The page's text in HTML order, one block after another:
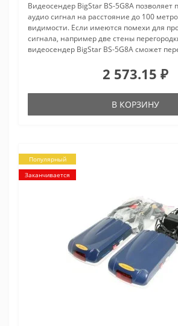
Видеосендер BigStar BS-5G8A позволяет
аудио сигнал на расстояние до 100
видимости. Если имеются помехи для
сигнала, например две стены
видеосендер BigStar BS-5G8A сможет
2 573.15 ₽
В КОРЗИНУ
Популярный
Заканчивается